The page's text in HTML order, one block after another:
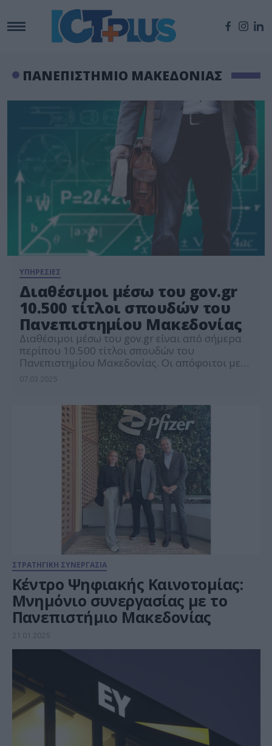
ΠΑΝΕΠΙΣΤΗΜΙΟ ΜΑΚΕΔΟΝΙΑΣ
ΥΠΗΡΕΣΙΕΣ
Διαθέσιμοι μέσω του gov.gr
10.500 τίτλοι σπουδών του
Πανεπιστημίου Μακεδονίας
Διαθέσιμοι μέσω του gov.gr είναι από σήμερα
περίπου 10.500 τίτλοι σπουδών του
Πανεπιστημίου Μακεδονίας. Οι απόφοιτοι με
Πανεπιστήμιο Μακεδονίας είναι το 22ο
Πανεπιστημιακό Ίδρυμα που εντάσσεται στην
υπηρεσία, για τα τμήματα: Οικονομικών
Επιστημών Βαλκανικών, Σλαβικών &
Ανατολικών […]
ΣΤΡΑΤΗΓΙΚΗ ΣΥΝΕΡΓΑΣΙΑ
Κέντρο Ψηφιακής Καινοτομίας:
Μνημόνιο συνεργασίας με το
Πανεπιστήμιο Μακεδονίας
21.01.2025